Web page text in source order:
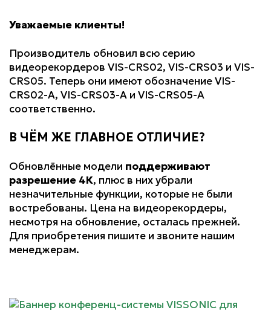
Уважаемые клиенты!
Производитель обновил всю серию
видеорекордеров VIS-CRS02, VIS-CRS03 и VIS-
CRS05. Теперь они имеют обозначение VIS-
CRS02-A, VIS-CRS03-A и VIS-CRS05-A
соответственно.
В ЧЁМ ЖЕ ГЛАВНОЕ ОТЛИЧИЕ?
Обновлённые модели поддерживают
разрешение 4К, плюс в них убрали
незначительные функции, которые не были
востребованы. Цена на видеорекордеры,
несмотря на обновление, осталась прежней.
Для приобретения пишите и звоните нашим
менеджерам.